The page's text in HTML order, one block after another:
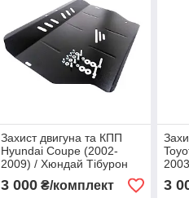
Захист двигуна та КПП
Hyundai Coupe (2002-
2009) / Хюндай Тібурон
купе, арт. 169, сталь 2 мм,
ЩИТ
3 000₴/комплект 3